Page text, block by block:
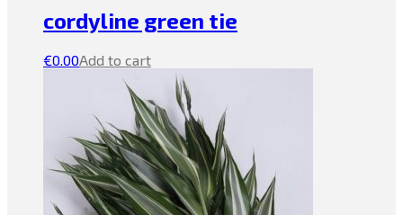
cordyline green tie
€0.00Add to cart